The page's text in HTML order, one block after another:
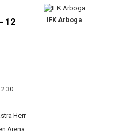
12 IFK Arboga
Herr
Arena